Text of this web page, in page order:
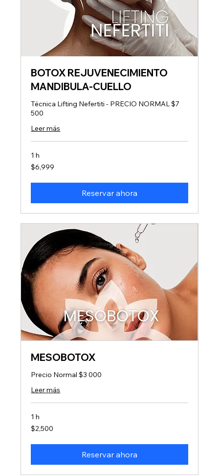
BOTOX REJUVENECIMIENTO
MANDIBULA-CUELLO
Técnica Lifting Nefertiti - PRECIO NORMAL $7
500
Leer más
1 h
6,999
pesos
$6,999
Reservar ahora
MESOBOTOX
Precio Normal $3 000
Leer más
1 h
2,500
pesos
$2,500
Reservar ahora